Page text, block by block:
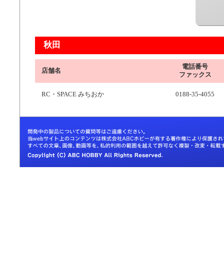
秋田
店舗名
電話番号
ファックス
RC・SPACE みちおか 0188-35-4055